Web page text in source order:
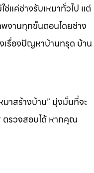
แค่ช่างรับเหมาทั่วไป แต่
งานทุกขั้นตอนโดยช่าง
เรื่องปัญหาบ้านทรุด บ้าน
าสร้างบ้าน” มุ่งมั่นที่จะ
ตรวจสอบได้ หากคุณ